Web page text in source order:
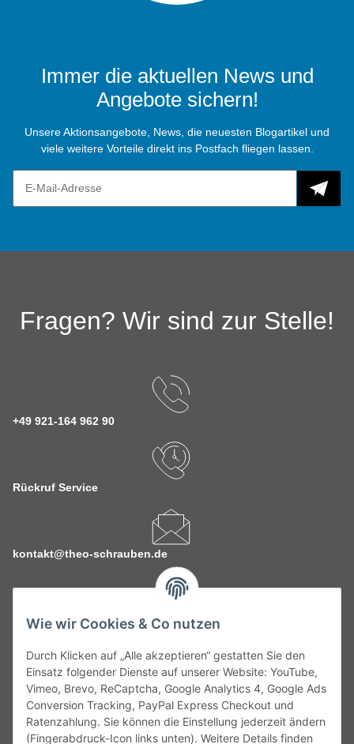
Wie wir Cookies & Co nutzen
Durch Klicken auf „Alle akzeptieren“ gestatten Sie den
Einsatz folgender Dienste auf unserer Website: YouTube,
Vimeo, Brevo, ReCaptcha, Google Analytics 4, Google Ads
Conversion Tracking, PayPal Express Checkout und
Ratenzahlung. Sie können die Einstellung jederzeit ändern
(Fingerabdruck-Icon links unten). Weitere Details finden
Immer die aktuellen News und
Angebote sichern!
Unsere Aktionsangebote, News, die neuesten Blogartikel und
viele weitere Vorteile direkt ins Postfach fliegen lassen.
Fragen? Wir sind zur Stelle!
+49 921-164 962 90
Rückruf Service
kontakt@theo-schrauben.de
Service
Gesetzliche Informationen